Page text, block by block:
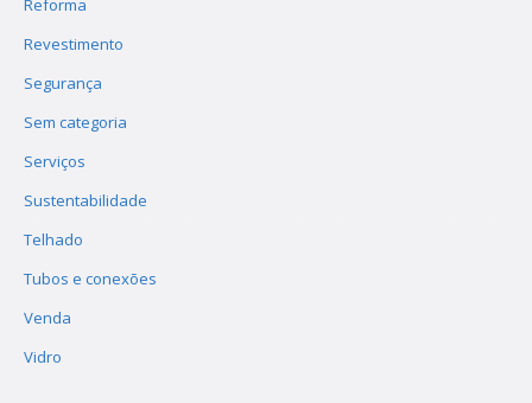
Reforma
Revestimento
Segurança
Sem categoria
Serviços
Sustentabilidade
Telhado
Tubos e conexões
Venda
Vidro